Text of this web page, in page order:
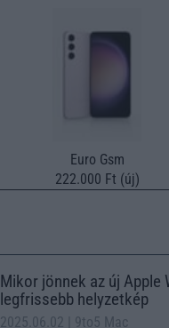
Euro Gsm
222.000 Ft (új)
Mikor jönnek az új Apple
legfrissebb helyzetkép
2025.06.02
| 9to5 Mac